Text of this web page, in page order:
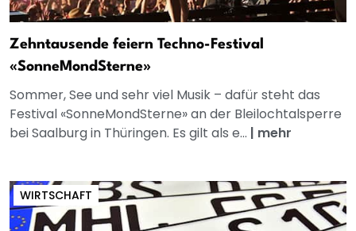
Zehntausende feiern Techno-Festival
«SonneMondSterne»
Sommer, See und sehr viel Musik – dafür steht das
Festival «SonneMondSterne» an der Bleilochtalsperre
bei Saalburg in Thüringen. Es gilt als e... | mehr
WIRTSCHAFT